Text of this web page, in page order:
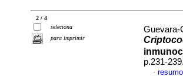
2 / 4
seleciona
para imprimir
p.231-
·